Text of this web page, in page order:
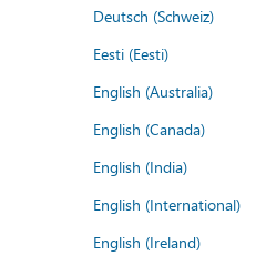
Deutsch (Schweiz)
Eesti (Eesti)
English (Australia)
English (Canada)
English (India)
English (International)
English (Ireland)